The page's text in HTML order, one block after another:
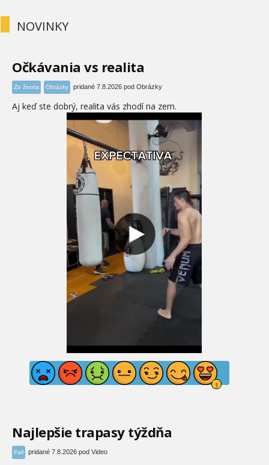
NOVINKY
Očkávania vs realita
Zo života Obrázky pridané 7.8.2026 pod Obrázky
Aj keď ste dobrý, realita vás zhodí na zem.
Najlepšie trapasy týždňa
Fail pridané 7.8.2026 pod Video